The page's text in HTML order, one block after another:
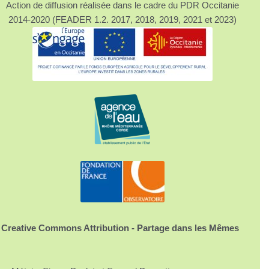
Action de diffusion réalisée dans le cadre du PDR Occitanie
2014-2020 (FEADER 1.2. 2017, 2018, 2019, 2021 et 2023)
Commons Attribution - Partage dans les Mêmes